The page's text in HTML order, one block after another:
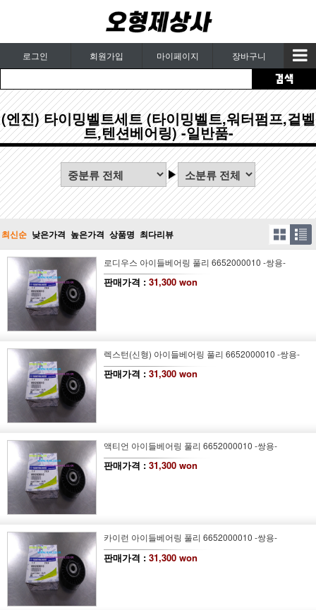
로그인 회원가입 마이페이지 장바구니
(엔진) 타이밍벨트세트 (타이밍벨트,워터펌프,겉벨
트,텐션베어링) -일반품-
최신순 낮은가격 높은가격 상품명 최다리뷰
로디우스 아이들베어링 풀리 6652000010 -쌍용-
판매가격 : 31,300 won
렉스턴(신형) 아이들베어링 풀리 6652000010 -쌍용-
판매가격 : 31,300 won
액티언 아이들베어링 풀리 6652000010 -쌍용-
판매가격 : 31,300 won
카이런 아이들베어링 풀리 6652000010 -쌍용-
판매가격 : 31,300 won